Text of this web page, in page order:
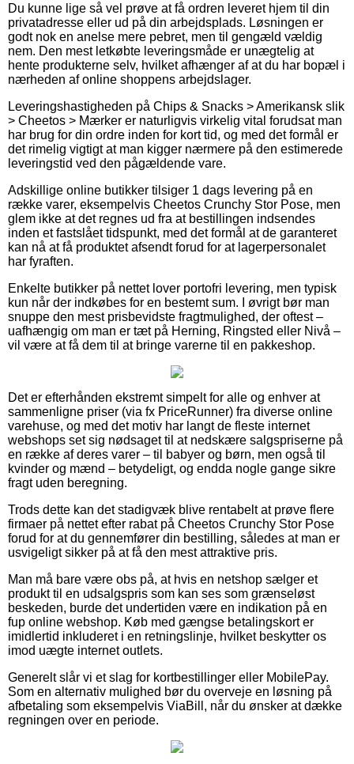
Du kunne lige så vel prøve at få ordren leveret hjem til din
privatadresse eller ud på din arbejdsplads. Løsningen er
godt nok en anelse mere pebret, men til gengæld vældig
nem. Den mest letkøbte leveringsmåde er unægtelig at
hente produkterne selv, hvilket afhænger af at du har bopæl i
nærheden af online shoppens arbejdslager.
Leveringshastigheden på Chips & Snacks > Amerikansk slik
> Cheetos > Mærker er naturligvis virkelig vital forudsat man
har brug for din ordre inden for kort tid, og med det formål er
det rimelig vigtigt at man kigger nærmere på den estimerede
leveringstid ved den pågældende vare.
Adskillige online butikker tilsiger 1 dags levering på en
række varer, eksempelvis Cheetos Crunchy Stor Pose, men
glem ikke at det regnes ud fra at bestillingen indsendes
inden et fastslået tidspunkt, med det formål at de garanteret
kan nå at få produktet afsendt forud for at lagerpersonalet
har fyraften.
Enkelte butikker på nettet lover portofri levering, men typisk
kun når der indkøbes for en bestemt sum. I øvrigt bør man
snuppe den mest prisbevidste fragtmulighed, der oftest –
uafhængig om man er tæt på Herning, Ringsted eller Nivå –
vil være at få dem til at bringe varerne til en pakkeshop.
Det er efterhånden ekstremt simpelt for alle og enhver at
sammenligne priser (via fx PriceRunner) fra diverse online
varehuse, og med det motiv har langt de fleste internet
webshops set sig nødsaget til at nedskære salgspriserne på
en række af deres varer – til babyer og børn, men også til
kvinder og mænd – betydeligt, og endda nogle gange sikre
fragt uden beregning.
Trods dette kan det stadigvæk blive rentabelt at prøve flere
firmaer på nettet efter rabat på Cheetos Crunchy Stor Pose
forud for at du gennemfører din bestilling, således at man er
usvigeligt sikker på at få den mest attraktive pris.
Man må bare være obs på, at hvis en netshop sælger et
produkt til en udsalgspris som kan ses som grænseløst
beskeden, burde det undertiden være en indikation på en
fup online webshop. Køb med gængse betalingskort er
imidlertid inkluderet i en retningslinje, hvilket beskytter os
imod uægte internet outlets.
Generelt slår vi et slag for kortbestillinger eller MobilePay.
Som en alternativ mulighed bør du overveje en løsning på
afbetaling som eksempelvis ViaBill, når du ønsker at dække
regningen over en periode.